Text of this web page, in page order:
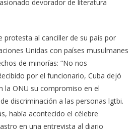
devorador de literatura
protesta al canciller de su país por
Unidas con países musulmanes
de minorías: “No nos
por el funcionario, Cuba dejó
la ONU su compromiso en el
discriminación a las personas lgtbi.
había acontecido el célebre
en una entrevista al diario